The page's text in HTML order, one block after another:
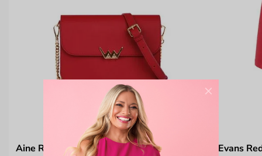
Aine Red Evans
×